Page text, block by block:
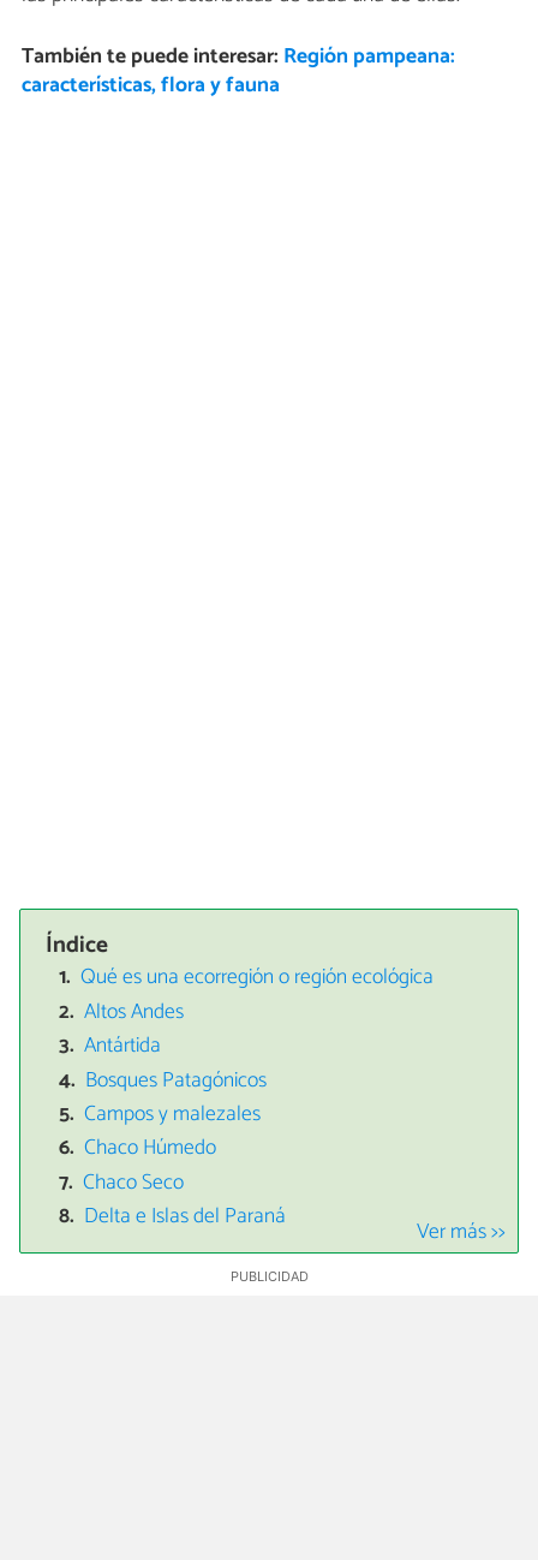
También te puede interesar: Región pampeana:
características, flora y fauna
Índice
Qué es una ecorregión o región ecológica
Altos Andes
Antártida
Bosques Patagónicos
Campos y malezales
Chaco Húmedo
Chaco Seco
Delta e Islas del Paraná
Ver más >>